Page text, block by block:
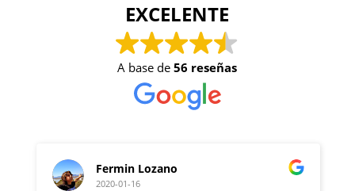
EXCELENTE
A base de56 reseñas
Fermin Lozano
2020-01-16